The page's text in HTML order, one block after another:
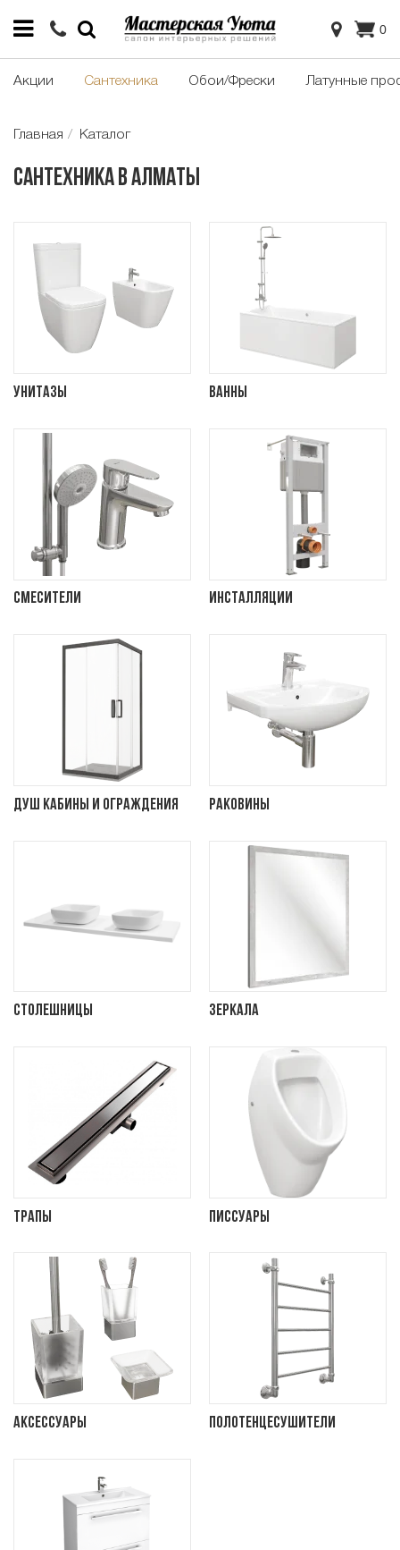
0
Акции Сантехника Обои/Фрески Латунные
Главная Каталог
Сантехника в Алматы
Унитазы Ванны
Смесители Инсталляции
Душ кабины и ограждения Раковины
Столешницы Зеркала
Трапы Писсуары
Аксессуары Полотенцесушители